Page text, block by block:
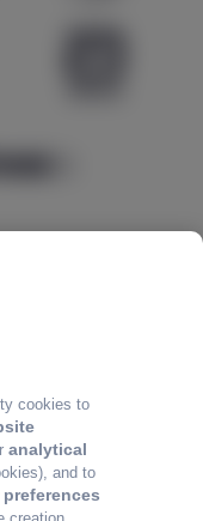
cookies to
analytical
and to